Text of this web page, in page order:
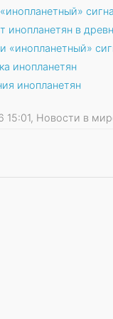
в
«инопланетный»
инопланетян
инопланетян
15:01, Новости в